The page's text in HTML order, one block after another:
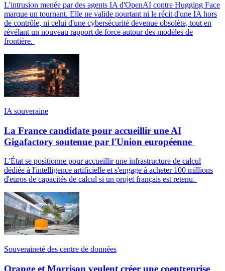
L'intrusion menée par des agents IA d'OpenAI contre Hugging Face
marque un tournant. Elle ne valide pourtant ni le récit d'une IA hors
de contrôle, ni celui d'une cybersécurité devenue obsolète, tout en
révélant un nouveau rapport de force autour des modèles de
frontière.
IA souveraine
La France candidate pour accueillir une AI
Gigafactory soutenue par l'Union européenne
L'État se positionne pour accueillir une infrastructure de calcul
dédiée à l'intelligence artificielle et s'engage à acheter 100 millions
d'euros de capacités de calcul si un projet français est retenu.
Souveraineté des centre de données
Orange et Morrison veulent créer une coentreprise